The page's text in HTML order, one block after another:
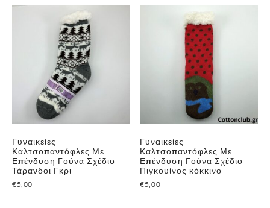
Γυναικείες
Καλτσοπαντόφλες Με
Επένδυση Γούνα Σχέδιο
Τάρανδοι Γκρι
€5,00
Γυναικείες
Καλτσοπαντόφλες Με
Επένδυση Γούνα Σχέδιο
Πιγκουίνος κόκκινο
€5,00